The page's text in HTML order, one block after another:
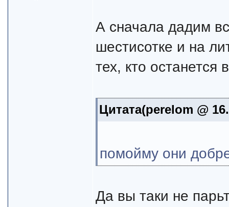
А сначала дадим
шестисотке и на
тех, кто
Цитата(perelom @
помойму они
Да вы таки не